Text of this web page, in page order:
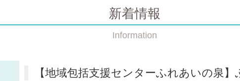
新着情報
Information
【地域包括支援センターふれあいの泉